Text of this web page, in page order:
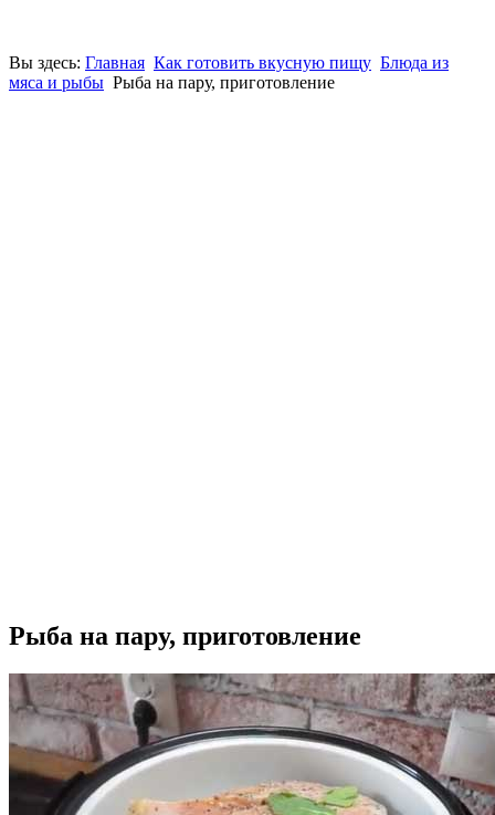
Вы здесь: Главная Как готовить вкусную пищу Блюда из
мяса и рыбы Рыба на пару, приготовление
Рыба на пару, приготовление